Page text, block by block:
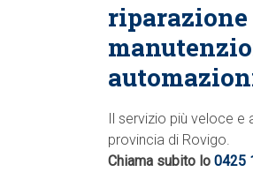
Il servizio più veloce
provincia di Rovigo.
Chiama subito lo 0425